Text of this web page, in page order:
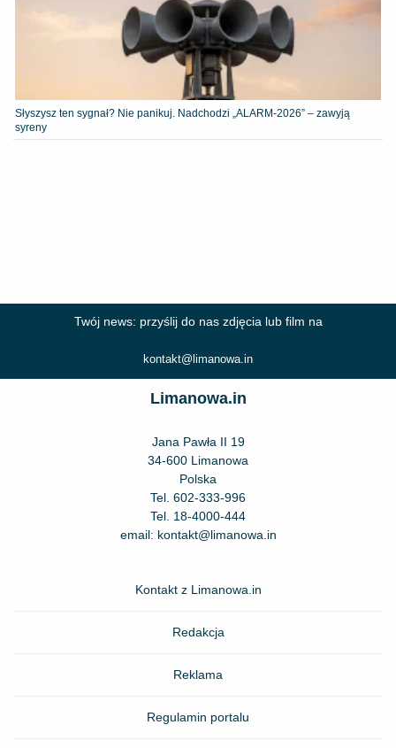
Słyszysz ten sygnał? Nie panikuj. Nadchodzi „ALARM-2026” – zawyją
syreny
Twój news: przyślij do nas zdjęcia lub film na
kontakt@limanowa.in
Limanowa.in
Jana Pawła II 19
34-600 Limanowa
Polska
Tel. 602-333-996
Tel. 18-4000-444
email: kontakt@limanowa.in
Kontakt z Limanowa.in
Redakcja
Reklama
Regulamin portalu